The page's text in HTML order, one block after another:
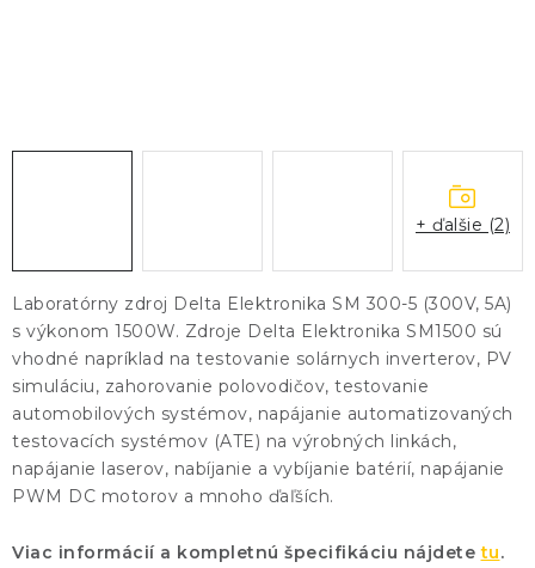
Laboratórny zdroj Delta Elektronika SM 300-5 (300V, 5A)
s výkonom 1500W. Zdroje Delta Elektronika SM1500 sú
vhodné napríklad na testovanie solárnych inverterov, PV
simuláciu, zahorovanie polovodičov, testovanie
automobilových systémov, napájanie automatizovaných
testovacích systémov (ATE) na výrobných linkách,
napájanie laserov, nabíjanie a vybíjanie batérií, napájanie
PWM DC motorov a mnoho ďaľších.
Viac informácií a kompletnú špecifikáciu nájdetetu.
+ ďalšie (2)